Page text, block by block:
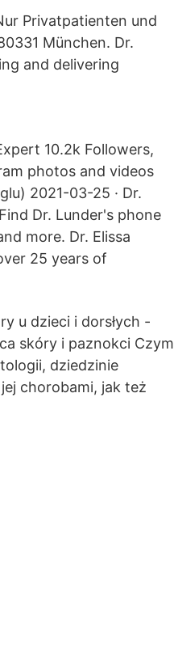
Privatpatienten und
München. Dr.
and delivering
10.2k Followers,
photos and videos
2021-03-25 · Dr.
Dr. Lunder's phone
more. Dr. Elissa
25 years of
u dzieci i dorsłych -
skóry i paznokci Czym
dziedzinie
chorobami, jak też